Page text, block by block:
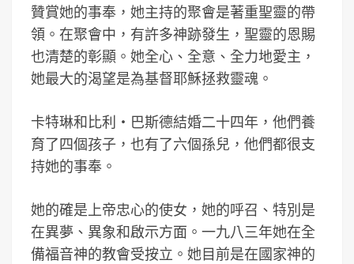
贊賞她的事奉，她主持的聚會是著重聖靈的帶
領。在聚會中，有許多神跡發生，聖靈的恩賜
也清楚的彰顯。她全心、全意、全力地愛主，
她最大的渴望是為基督耶穌拯救靈魂。
卡特琳和比利‧巴斯德結婚二十四年，他們養
育了四個孩子，也有了六個孫兒，他們都很支
持她的事奉。
她的確是上帝忠心的使女，她的呼召、特別是
在異夢、異象和啟示方面。一九八三年她在全
備福音神的教會受按立。她目前是在國家神的